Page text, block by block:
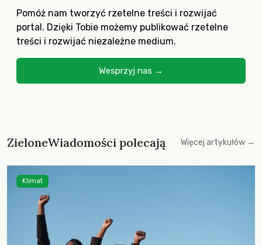
Pomóż nam tworzyć rzetelne treści i rozwijać
portal. Dzięki Tobie możemy publikować rzetelne
treści i rozwijać niezależne medium.
Wesprzyj nas →
ZieloneWiadomości polecają Więcej artykułów →
Klimat